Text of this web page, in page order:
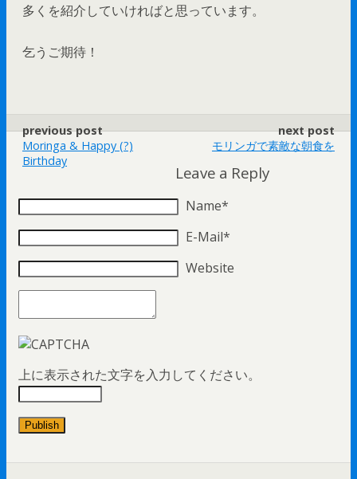
多くを紹介していければと思っています。
乞うご期待！
previous post
Moringa & Happy (?)
Birthday
next post
モリンガで素敵な朝食を
Leave a Reply
Name*
E-Mail*
Website
上に表示された文字を入力してください。
Publish